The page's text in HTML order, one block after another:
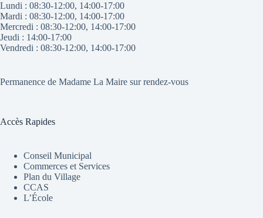
Lundi : 08:30-12:00, 14:00-17:00
Mardi : 08:30-12:00, 14:00-17:00
Mercredi : 08:30-12:00, 14:00-17:00
Jeudi : 14:00-17:00
Vendredi : 08:30-12:00, 14:00-17:00
Permanence de Madame La Maire sur rendez-vous
Accès Rapides
Conseil Municipal
Commerces et Services
Plan du Village
CCAS
L’École